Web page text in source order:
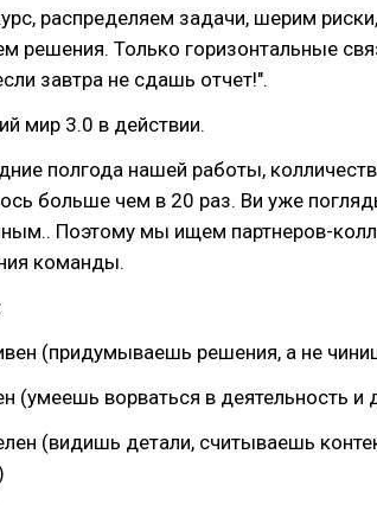
распределяем задачи, шерим
решения. Только горизонтальные
завтра не сдашь отчет!".
мир 3.0 в действии.
полгода нашей работы,
больше чем в 20 раз. Ви уже
Поэтому мы ищем партнеров-
команды.
(придумываешь решения, а не
(умеешь ворваться в деятельность
(видишь детали, считываешь